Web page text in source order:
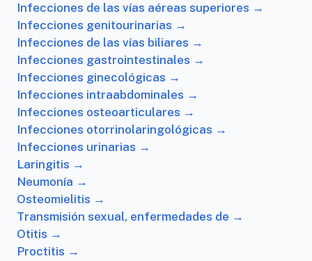
Infecciones de las vías aéreas superiores →
Infecciones genitourinarias →
Infecciones de las vías biliares →
Infecciones gastrointestinales →
Infecciones ginecológicas →
Infecciones intraabdominales →
Infecciones osteoarticulares →
Infecciones otorrinolaringológicas →
Infecciones urinarias →
Laringitis →
Neumonía →
Osteomielitis →
Transmisión sexual, enfermedades de →
Otitis →
Proctitis →